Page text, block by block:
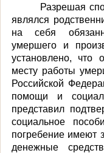
Разрешая
являлся
на себя
умершего и
установлено, что
месту работы
Российской
помощи и
представил
социальное
погребение имеют
денежные